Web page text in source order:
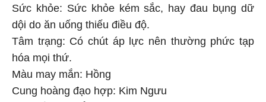
Sức khỏe: Sức khỏe kém sắc, hay đau bụng dữ
dội do ăn uống thiếu điều độ.
Tâm trạng: Có chút áp lực nên thường phức tạp
hóa mọi thứ.
Màu may mắn: Hồng
Cung hoàng đạo hợp: Kim Ngưu